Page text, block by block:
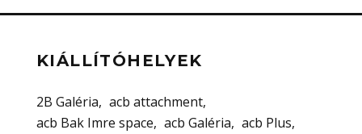
KIÁLLÍTÓHELYEK
2B Galéria
acb attachment
acb Bak Imre space
acb Galéria
acb Plus